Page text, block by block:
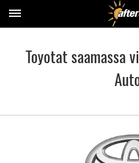
Toyotat saamassa